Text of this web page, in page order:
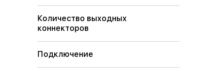
Количество выходных
коннекторов
Подключение